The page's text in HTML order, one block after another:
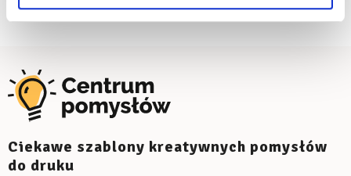
Ciekawe szablony kreatywnych pomysłów
do druku